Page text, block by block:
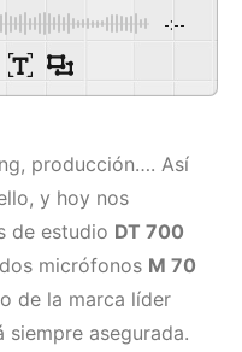
-:--
producción…. Así
y hoy nos
de estudio DT 700
micrófonos M 70
de la marca líder
siempre asegurada.